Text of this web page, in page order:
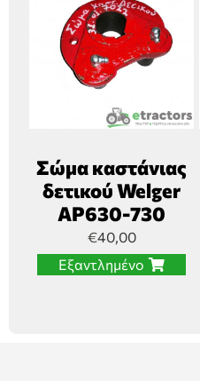
Σώμα καστάνιας
δετικού Welger
AP630-730
€40,00
Εξαντλημένο